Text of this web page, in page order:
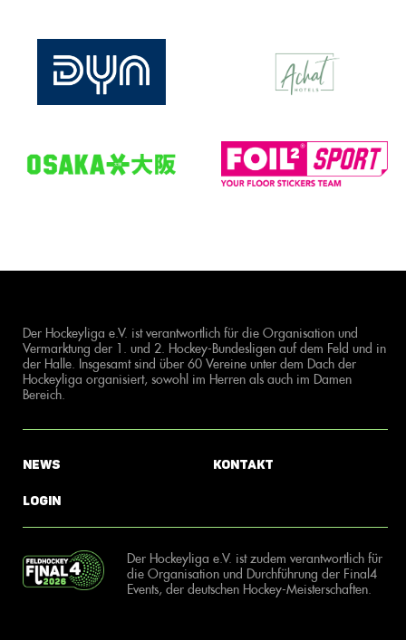
Der Hockeyliga e.V. ist verantwortlich für die Organisation und
Vermarktung der 1. und 2. Hockey-Bundesligen auf dem Feld und in
der Halle. Insgesamt sind über 60 Vereine unter dem Dach der
Hockeyliga organisiert, sowohl im Herren als auch im Damen
Bereich.
News
Login
Kontakt
Der Hockeyliga e.V. ist zudem verantwortlich für
die Organisation und Durchführung der Final4
Events, der deutschen Hockey-Meisterschaften.